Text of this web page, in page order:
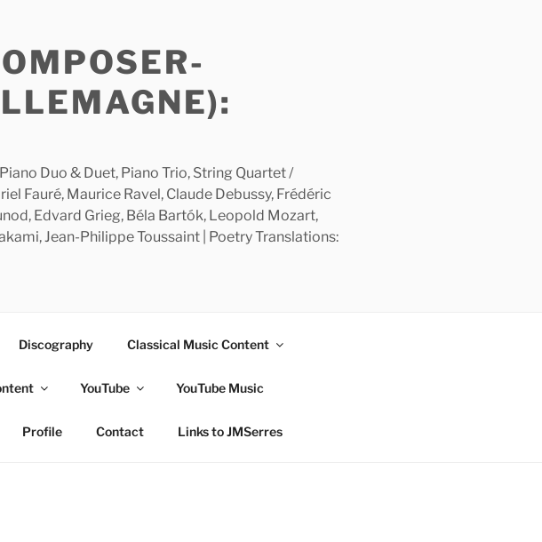
Duo & Duet, Piano Trio, String Quartet /
Fauré, Maurice Ravel, Claude Debussy, Frédéric
Edvard Grieg, Béla Bartók, Leopold Mozart,
Jean-Philippe Toussaint | Poetry Translations:
Discography Classical Music Content
YouTube YouTube Music
Profile Contact Links to JMSerres